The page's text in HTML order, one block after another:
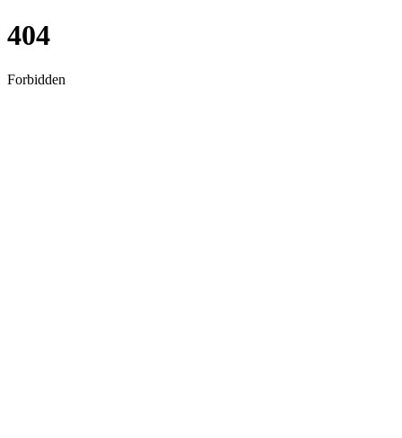
404
Forbidden